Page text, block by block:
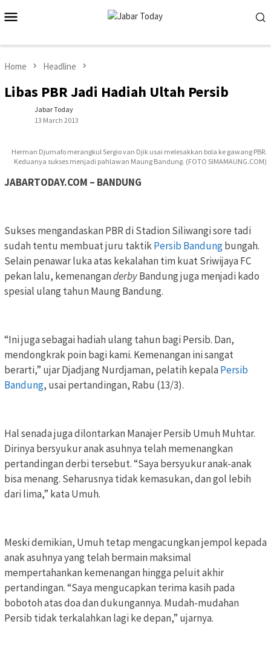
to
Home Headline
Libas PBR Jadi Hadiah Ultah Persib
Jabar Today
13 March 2013
Herman Djumafo merangkul Sergio van Djik usai melesakkan bola ke gawang PBR.
Keduanya sukses menjadi pahlawan Maung Bandung. (FOTO SIMAMAUNG.COM)
JABARTODAY.COM – BANDUNG
Sukses mengandaskan PBR di Stadion Siliwangi sore tadi
sudah tentu membuat juru taktikPersib Bandungbungah.
Selain penawar luka atas kekalahan tim kuat Sriwijaya FC
pekan lalu, kemenanganderbyBandung juga menjadi kado
spesial ulang tahun Maung Bandung.
“Ini juga sebagai hadiah ulang tahun bagi Persib. Dan,
mendongkrak poin bagi kami. Kemenangan ini sangat
berarti,” ujar Djadjang Nurdjaman, pelatih kepalaPersib
Bandung, usai pertandingan, Rabu (13/3).
Hal senada juga dilontarkan Manajer Persib Umuh Muhtar.
Dirinya bersyukur anak asuhnya telah memenangkan
pertandingan derbi tersebut. “Saya bersyukur anak-anak
bisa menang. Seharusnya tidak kemasukan, dan gol lebih
dari lima,” kata Umuh.
Meski demikian, Umuh tetap mengacungkan jempol kepada
anak asuhnya yang telah bermain maksimal
mempertahankan kemenangan hingga peluit akhir
pertandingan. “Saya mengucapkan terima kasih pada
bobotoh atas doa dan dukungannya. Mudah-mudahan
Persib tidak terkalahkan lagi ke depan,” ujarnya.